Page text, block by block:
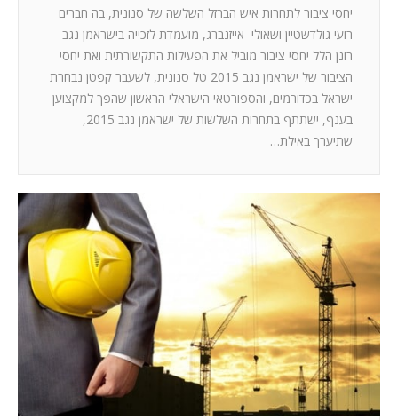
יחסי ציבור לתחרות איש הברזל השלשה של סנונית, בה חברים
רועי גולדשטיין ושאולי אייזנברג, מועמדת לזכייה בישראמן נגב
רונן הלל יחסי ציבור מוביל את הפעילות התקשורתית ואת יחסי
הציבור של ישראמן נגב 2015 טל סנונית, לשעבר קפטן נבחרת
ישראל בכדורמים, והספורטאי הישראלי הראשון שהפך למקצוען
בענף, ישתתף בתחרות השלשות של ישראמן נגב 2015,
שתיערך באילת…